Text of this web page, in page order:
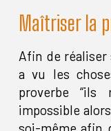
Maîtriser la
Afin de réaliser
a vu les
proverbe “ils
impossible